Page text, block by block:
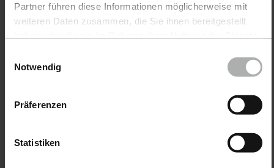
Partner führen diese Informationen möglicherweise mit
weiteren Daten zusammen, die Sie ihnen bereitgestellt
Einstellungen zu den Cookies finden Sie unter
Notwendig
Präferenzen
Statistiken
COLOURLOCK LeatherCare
Accessories
Send in colour samples